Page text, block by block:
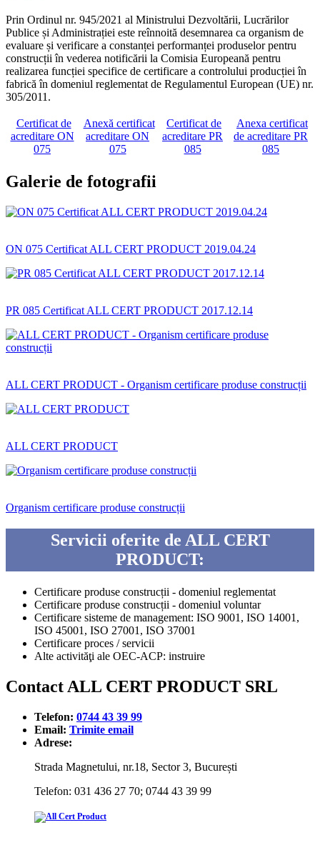
Prin Ordinul nr. 945/2021 al Ministrului Dezvoltării, Lucrărilor
Publice și Administrației este reînnoită desemnarea ca organism de
evaluare și verificare a constanței performanței produselor pentru
construcții în vederea notificării la Comisia Europeană pentru
realizarea funcției specifice de certificare a controlului producției în
fabrică în domeniul reglementat de Regulamentul European (UE) nr.
305/2011.
Certificat de
acreditare ON
075
Anexă certificat
acreditare ON
075
Certificat de
acreditare PR
085
Anexa certificat
de acreditare PR
085
Galerie de fotografii
ON 075 Certificat ALL CERT PRODUCT 2019.04.24
PR 085 Certificat ALL CERT PRODUCT 2017.12.14
ALL CERT PRODUCT - Organism certificare produse construcții
ALL CERT PRODUCT
Organism certificare produse construcții
Servicii oferite de ALL CERT
PRODUCT:
Certificare produse construcții - domeniul reglementat
Certificare produse construcții - domeniul voluntar
Certificare sisteme de management: ISO 9001, ISO 14001,
ISO 45001, ISO 27001, ISO 37001
Certificare proces / servicii
Alte activităţi ale OEC-ACP: instruire
Contact ALL CERT PRODUCT SRL
Telefon: 0744 43 39 99
Email: Trimite email
Adrese:
Strada Magnetului, nr.18, Sector 3, București
Telefon: 031 436 27 70; 0744 43 39 99